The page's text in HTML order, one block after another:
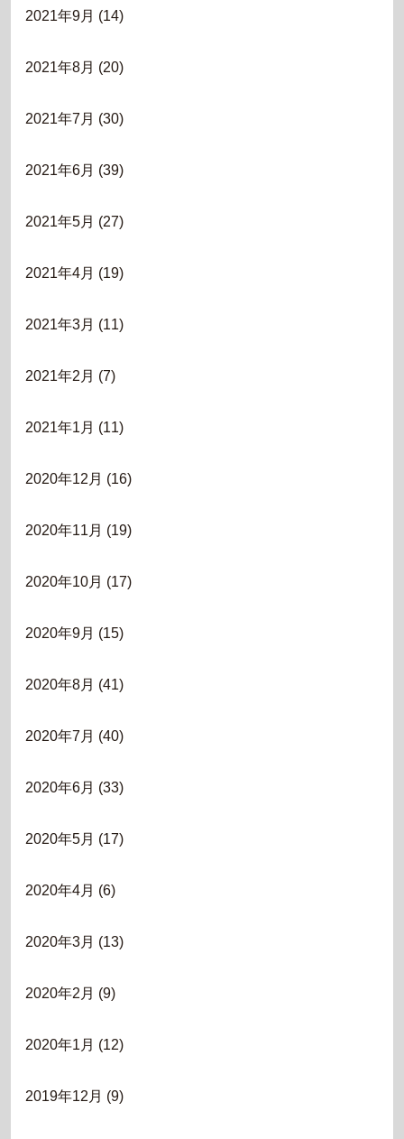
2021年9月 (14)
2021年8月 (20)
2021年7月 (30)
2021年6月 (39)
2021年5月 (27)
2021年4月 (19)
2021年3月 (11)
2021年2月 (7)
2021年1月 (11)
2020年12月 (16)
2020年11月 (19)
2020年10月 (17)
2020年9月 (15)
2020年8月 (41)
2020年7月 (40)
2020年6月 (33)
2020年5月 (17)
2020年4月 (6)
2020年3月 (13)
2020年2月 (9)
2020年1月 (12)
2019年12月 (9)